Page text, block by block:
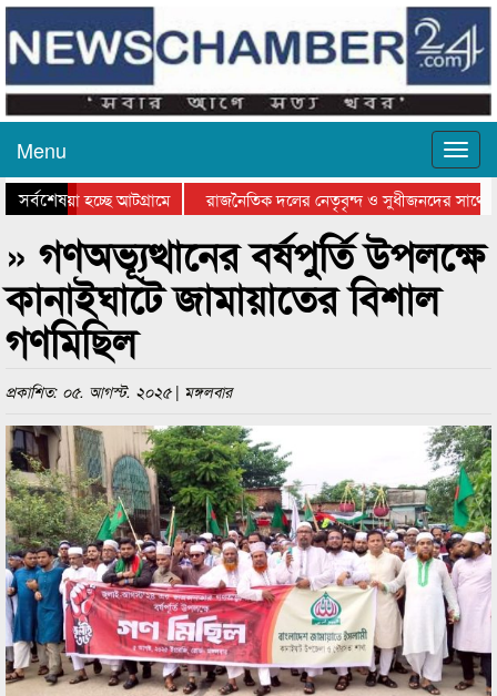
Menu
সর্বশেষ
যাওয়া হচ্ছে আটগ্রামে
রাজনৈতিক দলের নেতৃবৃন্দ ও সুধীজনদের সাথে
পুরস্কার বিতরণ সম্পন্ন
সিলেটে বাংলাদেশ গ্রুপ থিয়েটার ফেডারেশানের
» গণঅভ্যূত্থানের বর্ষপুর্তি উপলক্ষে
কানাইঘাটে জামায়াতের বিশাল
গণমিছিল
প্রকাশিত: ০৫. আগস্ট. ২০২৫ | মঙ্গলবার